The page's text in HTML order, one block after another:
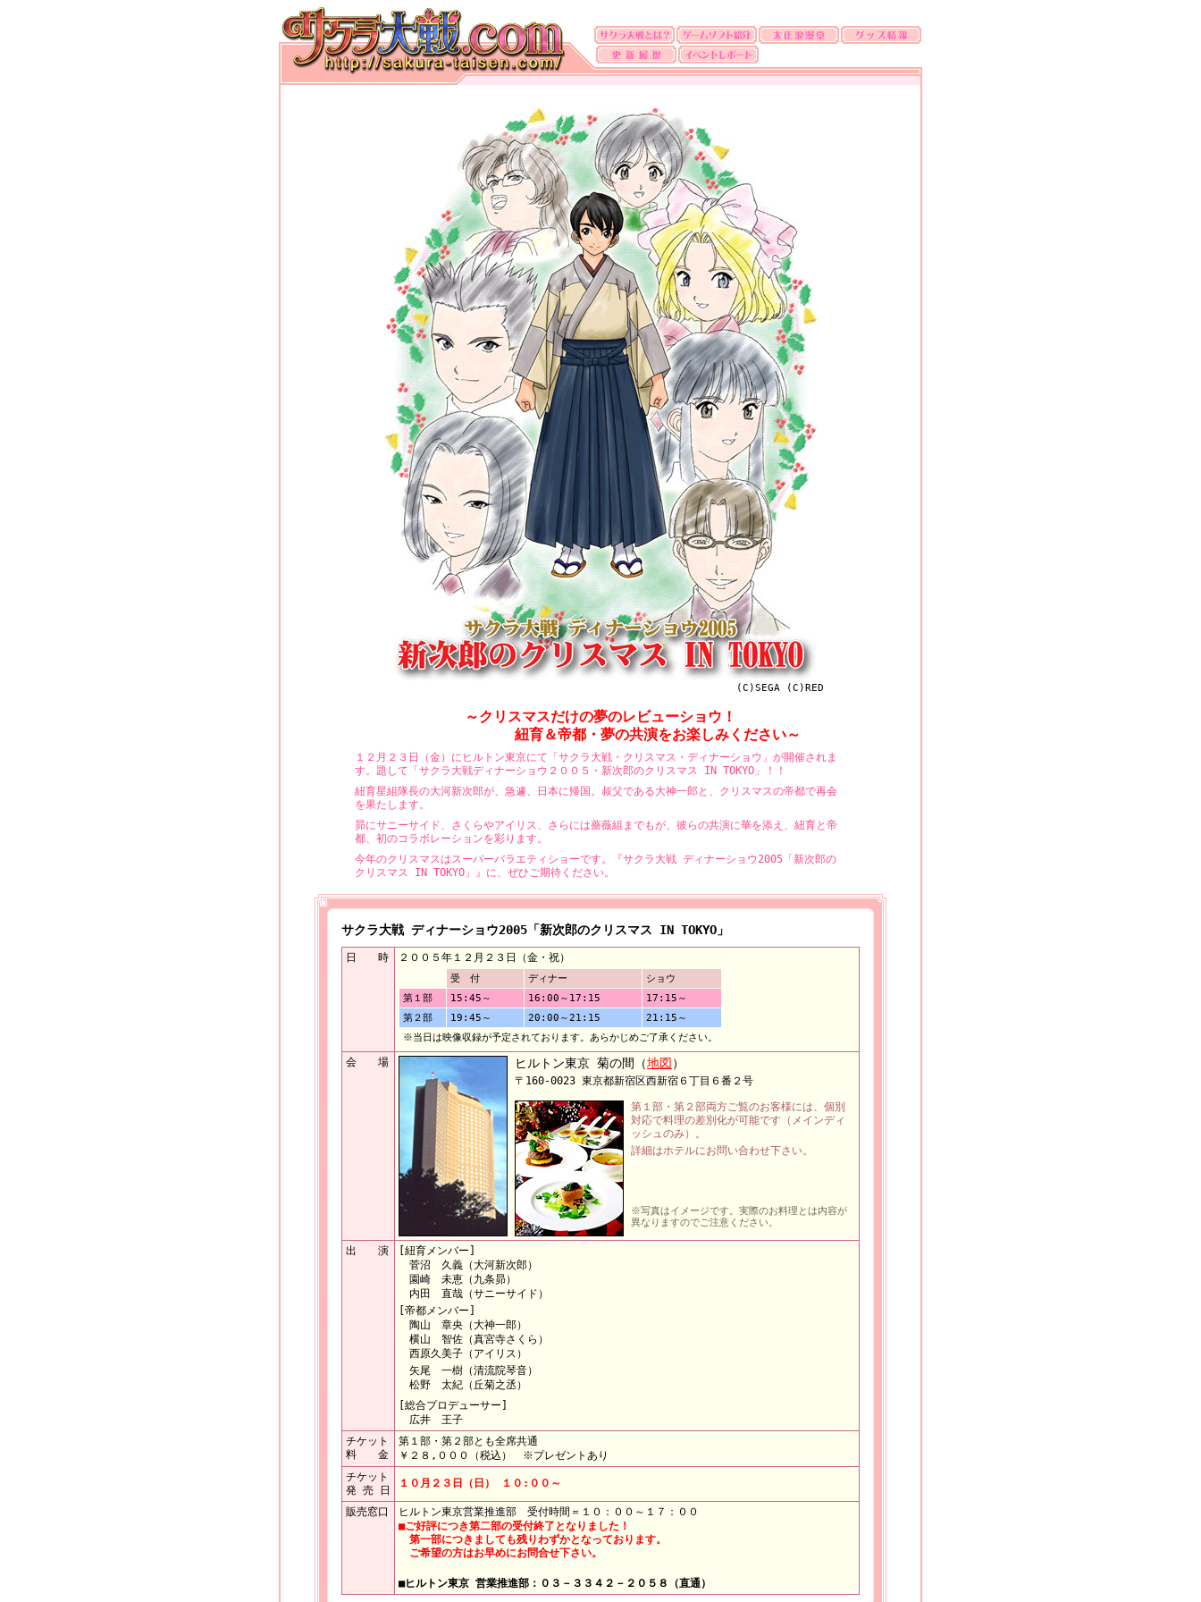
(C)SEGA (C)RED
～クリスマスだけの夢のレビューショウ！
紐育＆帝都・夢の共演をお楽しみください～
１２月２３日（金）にヒルトン東京にて「サクラ大戦・クリスマス・ディナーショウ」が開催されま
す。題して「サクラ大戦ディナーショウ２００５・新次郎のクリスマス IN TOKYO」！！
紐育星組隊長の大河新次郎が、急遽、日本に帰国。叔父である大神一郎と、クリスマスの帝都で再会
を果たします。
昴にサニーサイド、さくらやアイリス、さらには薔薇組までもが、彼らの共演に華を添え、紐育と帝
都、初のコラボレーションを彩ります。
今年のクリスマスはスーパーバラエティショーです。『サクラ大戦 ディナーショウ2005「新次郎の
クリスマス IN TOKYO」』に、ぜひご期待ください。
サクラ大戦 ディナーショウ2005「新次郎のクリスマス IN TOKYO」
日 時 ２００５年１２月２３日（金・祝）
受 付 ディナー
ショウ
第１部
15:45～ 16:00～17:15
17:15～
第２部
19:45～ 20:00～21:15
21:15～
※当日は映像収録が予定されております。あらかじめご了承ください。
会 場 ヒルトン東京 菊の間（地図 ）
〒160-0023 東京都新宿区西新宿６丁目６番２号
第１部・第２部両方ご覧のお客様には、個別
対応で料理の差別化が可能です（メインディ
ッシュのみ）。
詳細はホテルにお問い合わせ下さい。
※写真はイメージです。実際のお料理とは内容が
異なりますのでご注意ください。
出 演
[紐育メンバー]
菅沼 久義（大河新次郎）
園崎 未恵（九条昴）
内田 直哉（サニーサイド）
[帝都メンバー]
陶山 章央（大神一郎）
横山 智佐（真宮寺さくら）
西原久美子（アイリス）
矢尾 一樹（清流院琴音）
松野 太紀（丘菊之丞）
[総合プロデューサー]
広井 王子
チケット
料 金
第１部・第２部とも全席共通
￥２８,０００（税込） ※プレゼントあり
チケット
発 売 日
１０月２３日（日） １０:００～
販売窓口
ヒルトン東京営業推進部 受付時間＝１０：００～１７：００
■ご好評につき第二部の受付終了となりました！
第一部につきましても残りわずかとなっております。
ご希望の方はお早めにお問合せ下さい。
■ヒルトン東京 営業推進部：０３－３３４２－２０５８（直通）